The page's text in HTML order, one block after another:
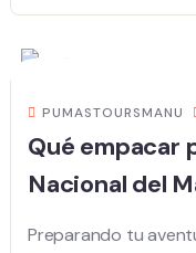
PUMASTOURSMANU
Qué empacar
Nacional del
Preparando tu